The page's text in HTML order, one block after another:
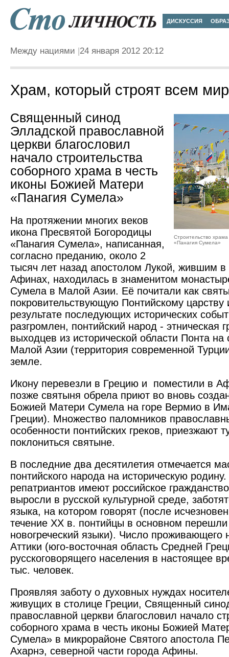
ДИСКУССИЯ
Между нациями 24 января 2012 20:12
Храм, который строят всем
Строительство
«Панагия Сумела»
Священный синод
Элладской православной
церкви благословил
начало строительства
соборного храма в честь
иконы Божией Матери
«Панагия Сумела»
На протяжении многих веков
икона Пресвятой Богородицы
«Панагия Сумела», написанная,
согласно преданию, около 2
тысяч лет назад апостолом Лукой, жившим в
Афинах, находилась в знаменитом
Сумела в Малой Азии. Её почитали как
покровительствующую Понтийскому царству
результате последующих исторических
разгромлен, понтийский народ - этническая
выходцев из исторической области Понта на
Малой Азии (территория современной
земле.
Икону перевезли в Грецию и поместили в
позже святыня обрела приют во вновь
Божией Матери Сумела на горе Вермио в
Греции). Множество паломников
особенности понтийских греков, приезжают
поклониться святыне.
В последние два десятилетия отмечается
понтийского народа на историческую
репатриантов имеют российское
выросли в русской культурной среде,
языка, на котором говорят (после
течение XX в. понтийцы в основном
новогреческий языки). Число проживающего
Аттики (юго-восточная область Средней
русскоговорящего населения в настоящее
тыс. человек.
Проявляя заботу о духовных нуждах
живущих в столице Греции, Священный
православной церкви благословил начало
соборного храма в честь иконы Божией
Сумела» в микрорайоне Святого апостола
Ахарнэ, северной части города Афины.